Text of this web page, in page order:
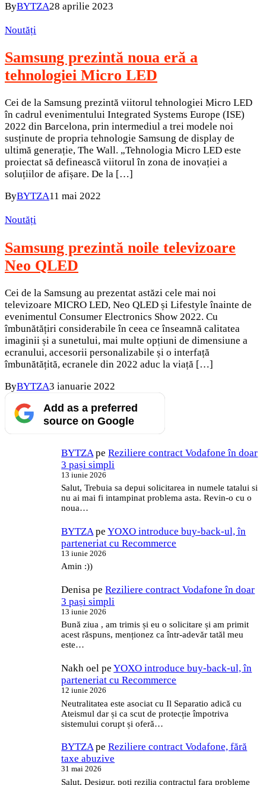
ByBYTZA28 aprilie 2023
Noutăți
Samsung prezintă noua eră a
tehnologiei Micro LED
Cei de la Samsung prezintă viitorul tehnologiei Micro LED
în cadrul evenimentului Integrated Systems Europe (ISE)
2022 din Barcelona, ​​prin intermediul a trei modele noi
susținute de propria tehnologie Samsung de display de
ultimă generație, The Wall. „Tehnologia Micro LED este
proiectat să definească viitorul în zona de inovației a
soluțiilor de afișare. De la […]
ByBYTZA11 mai 2022
Noutăți
Samsung prezintă noile televizoare
Neo QLED
Cei de la Samsung au prezentat astăzi cele mai noi
televizoare MICRO LED, Neo QLED și Lifestyle înainte de
evenimentul Consumer Electronics Show 2022. Cu
îmbunătățiri considerabile în ceea ce înseamnă calitatea
imaginii și a sunetului, mai multe opțiuni de dimensiune a
ecranului, accesorii personalizabile și o interfață
îmbunătățită, ecranele din 2022 aduc la viață […]
ByBYTZA3 ianuarie 2022
Add as a preferred
source on Google
BYTZA peReziliere contract Vodafone în doar
3 pași simpli
13 iunie 2026
Salut, Trebuia sa depui solicitarea in numele tatalui si
nu ai mai fi intampinat problema asta. Revin-o cu o
noua…
BYTZApeYOXO introduce buy-back-ul, în
parteneriat cu Recommerce
13 iunie 2026
Amin :))
Denisa peReziliere contract Vodafone în doar
3 pași simpli
13 iunie 2026
Bună ziua , am trimis și eu o solicitare și am primit
acest răspuns, menționez ca într-adevăr tatăl meu
este…
Nakh oel peYOXO introduce buy-back-ul, în
parteneriat cu Recommerce
12 iunie 2026
Neutralitatea este asociat cu Il Separatio adică cu
Ateismul dar și ca scut de protecție împotriva
sistemului corupt și oferă…
BYTZApeReziliere contract Vodafone, fără
taxe abuzive
31 mai 2026
Salut, Desigur, poti rezilia contractul fara probleme